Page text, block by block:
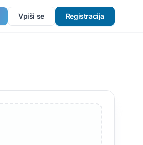
Vpiši se Registracija